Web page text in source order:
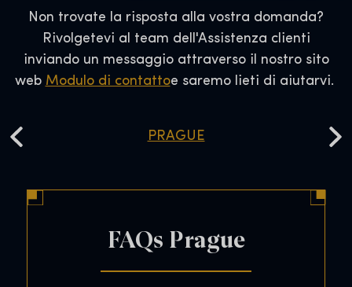
Non trovate la risposta alla vostra domanda?
Rivolgetevi al team dell'Assistenza clienti
inviando un messaggio attraverso il nostro sito
web Modulo di contattoe saremo lieti di aiutarvi.
PRAGUE
FAQs Prague
FAQs Sydney
FAQs Denver
FAQs Brussels